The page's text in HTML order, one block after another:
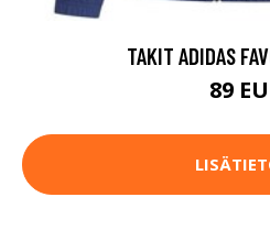
TAKIT ADIDAS
89